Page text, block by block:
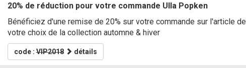
20% de réduction pour votre commande Ulla Popken
Bénéficiez d'une remise de 20% sur votre commande sur l'article de
votre choix de la collection automne & hiver
code :VIP2018 détails